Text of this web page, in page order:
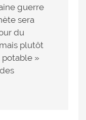
guerre
sera
du
plutôt
potable »